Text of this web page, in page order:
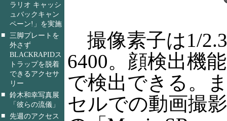
ラリオ キャッシ
ュバックキャン
ペーン!」を実施
■ 三脚プレートを
外さず
BLACKRAPIDス
トラップを脱着
できるアクセサ
リー
■ 鈴木和幸写真展
「彼らの流儀」
■ 先週のアクセス
撮像素子は1/
6400。顔検出機
で検出できる。
セルでの動画撮